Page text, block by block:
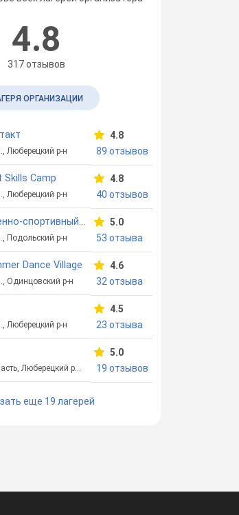
4.8
317 отзывов
ОРГАНИЗАЦИИ
Люберецкий р-н
4.8
89 отзывов
Camp
Люберецкий р-н
4.8
40 отзывов
Федерация. Военно-спортивный лагерь
Подольский р-н
5.0
53 отзыва
Dance Village
Одинцовский р-н
4.6
32 отзыва
Люберецкий р-н
4.5
23 отзыва
Люберецкий район
5.0
19 отзывов
еще 19 лагерей